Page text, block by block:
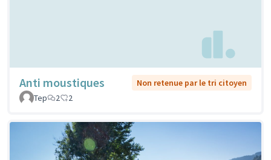
Anti moustiques
Non retenue par le tri citoyen
Tep
2 2